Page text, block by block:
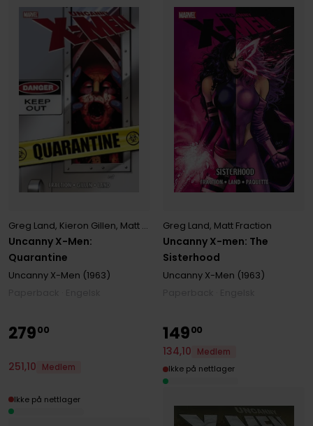
Uncanny X-Men:
Quarantine
Greg Land, Kieron Gillen, Matt Fraction
Uncanny X-Men (1963)
Uncanny X-men: The
Sisterhood
Greg Land, Matt Fraction
Uncanny X-Men (1963)
27900
251,10 Medlem
Ikke på nettlager
14900
134,10
Medlem
Ikke på nettlager